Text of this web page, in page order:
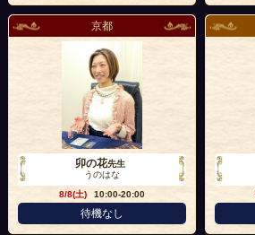
京都
卯の花先生
うのはな
8/8(土)
10:00-20:00
待機なし